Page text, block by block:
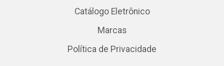
Catálogo Eletrônico
Marcas
Política de Privacidade